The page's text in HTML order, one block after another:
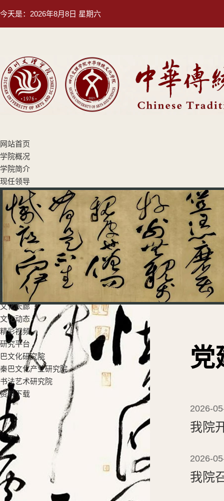
今天是： 2026年8月8日 星期六
网站首页
学院概况
学院简介
现任领导
机构设置
专业设置
师资队伍
党群工作
党建工作
工会活动
教学科研
学生工作
招生就业
文化长廊
文化动态
精彩视频
研究平台
巴文化研究院
秦巴文化产业研究院
书法艺术研究院
资料下载
党
2026-
我院
2026-
我院